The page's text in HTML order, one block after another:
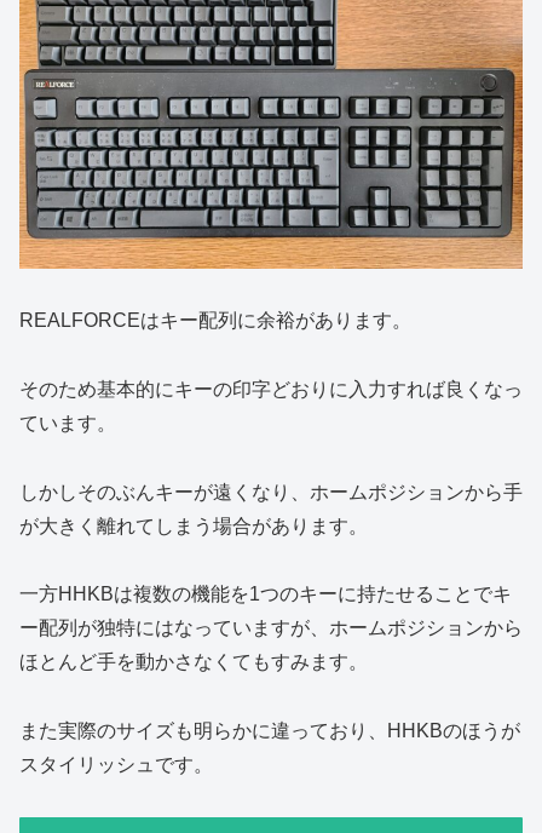
REALFORCEはキー配列に余裕があります。
そのため基本的にキーの印字どおりに入力すれば良くなっ
ています。
しかしそのぶんキーが遠くなり、ホームポジションから手
が大きく離れてしまう場合があります。
一方HHKBは複数の機能を1つのキーに持たせることでキ
ー配列が独特にはなっていますが、ホームポジションから
ほとんど手を動かさなくてもすみます。
また実際のサイズも明らかに違っており、HHKBのほうが
スタイリッシュです。